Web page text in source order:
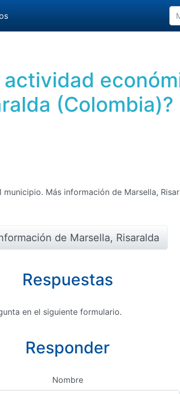
(Colombia)?
Más información de Marsella,
de Marsella, Risaralda
Respuestas
en el siguiente formulario.
Responder
Nombre